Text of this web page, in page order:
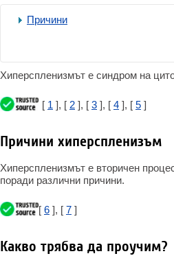
Причини
Хиперспленизмът е синдром на
[ 1 ], [ 2 ], [ 3 ], [ 4 ], [ 5 ]
Причини хиперспленизъм
Хиперспленизмът е вторичен
поради различни причини.
[ 6 ], [ 7 ]
Какво трябва да проучим?